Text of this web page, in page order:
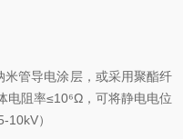
米管导电涂层，或采用聚酯纤
电阻率≤10⁶Ω，可将静电电位
10kV）